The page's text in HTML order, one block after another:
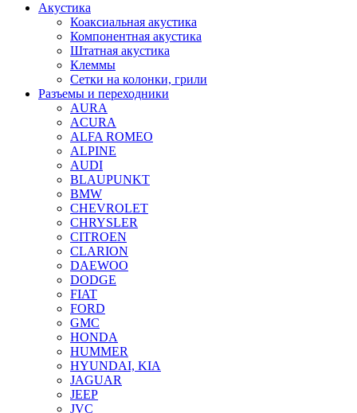
Акустика
Коаксиальная акустика
Компонентная акустика
Штатная акустика
Клеммы
Сетки на колонки, грили
Разъемы и переходники
AURA
ACURA
ALFA ROMEO
ALPINE
AUDI
BLAUPUNKT
BMW
CHEVROLET
CHRYSLER
CITROEN
CLARION
DAEWOO
DODGE
FIAT
FORD
GMC
HONDA
HUMMER
HYUNDAI, KIA
JAGUAR
JEEP
JVC